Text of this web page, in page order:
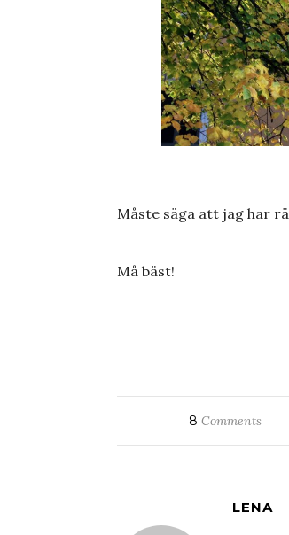
Måste säga att jag har
Må bäst!
8 Comments
LENA